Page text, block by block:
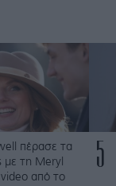
πέρασε τα
με τη Meryl
από το
5